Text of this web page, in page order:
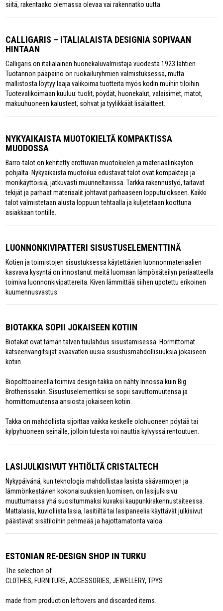
siitä, rakentaako olemassa olevaa vai rakennatko uutta.
CALLIGARIS – ITALIALAISTA DESIGNIA SOPIVAAN
HINTAAN
Calligaris on italialainen huonekaluvalmistaja vuodesta 1923 lähtien.
Tuotannon pääpaino on ruokailuryhmien valmistuksessa, mutta
mallistosta löytyy laaja valikoima tuotteita myös kodin muihin tiloihin.
Tuotevalikoimaan kuuluu: tuolit, pöydät, huonekalut, valaisimet, matot,
makuuhuoneen kalusteet, sohvat ja tyylikkäät lisälaitteet.
NYKYAIKAISTA MUOTOKIELTÄ KOMPAKTISSA
MUODOSSA
Barro-talot on kehitetty erottuvan muotokielen ja materiaalinkäytön
pohjalta. Nykyaikaista muotoilua edustavat talot ovat kompakteja ja
monikäyttöisiä, jatkuvasti muunneltavissa. Tarkka rakennustyö, taitavat
tekijät ja parhaat materiaalit johtavat parhaaseen lopputulokseen. Kaikki
talot valmistetaan alusta loppuun tehtaalla ja kuljetetaan koottuna
asiakkaan tontille.
LUONNONKIVIPATTERI SISUSTUSELEMENTTINÄ
Kotien ja toimistojen sisustuksessa käytettävien luonnonmateriaalien
kasvava kysyntä on innostanut meitä luomaan lämpösäteilyn periaatteella
toimiva luonnonkivipattereita. Kiven lämmittää siihen upotettu erikoinen
kuumennusvastus.
BIOTAKKA SOPII JOKAISEEN KOTIIN
Biotakat ovat tämän talven tuulahdus sisustamisessa. Hormittomat
katseenvangitsijat avaavatkin uusia sisustusmahdollisuuksia jokaiseen
kotiin.
Biopolttoaineella toimiva design-takka on nähty Innossa kuin Big
Brotherissakin. Sisustuselementiksi se sopii savuttomuutensa ja
hormittomuutensa ansiosta jokaiseen kotiin.
Takka on mahdollista sijoittaa vaikka keskelle olohuoneen pöytää tai
kylpyhuoneen seinälle, jolloin tulesta voi nauttia kylvyssä rentoutuen.
LASIJULKISIVUT YHTIÖLTÄ CRISTALTECH
Nykypäivänä, kun teknologia mahdollistaa lasista säävarmojen ja
lämmönkestävien kokonaisuuksien luomisen, on lasijulkisivu
muuttumassa yhä suositummaksi kuvaksi kaupunkirakennustaiteessa.
Mattalasia, kuviollista lasia, lasitiiltä tai lasipaneelia käyttävät julkisivut
päästävät sisätiloihin pehmeää ja hajottamatonta valoa.
ESTONIAN RE-DESIGN SHOP IN TURKU
The selection of
CLOTHES, FURNITURE, ACCESSORIES, JEWELLERY, TPYS
made from production leftovers and discarded items.